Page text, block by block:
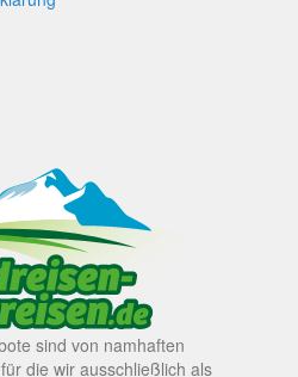
sind von namhaften
die wir ausschließlich als